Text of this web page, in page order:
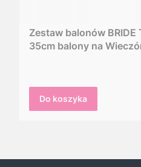
Zestaw balonów BRIDE
35cm balony na
Do koszyka